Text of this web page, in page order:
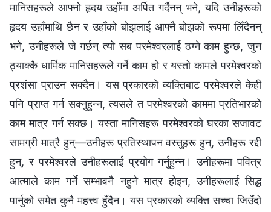
मानिसहरूले आफ्नो हृदय उहाँमा अर्पित गर्दैनन् भने, यदि उनीहरूको
हृदय उहाँमाथि छैन र उहाँको बोझलाई आफ्नै बोझको रूपमा लिँदैनन्
भने, उनीहरूले जे गर्छन् त्यो सब परमेश्‍वरलाई ठग्‍ने काम हुन्छ, जुन
ठ्याक्‍कै धार्मिक मानिसहरूले गर्ने काम हो र यस्तो कामले परमेश्‍वरको
प्रशंसा प्राउन सक्दैन। यस प्रकारको व्यक्तिबाट परमेश्‍वरले केही
पनि प्राप्त गर्न सक्‍नुहुन्‍न, त्यसले त परमेश्‍वरको काममा प्रतिभारको
काम मात्र गर्न सक्छ। यस्ता मानिसहरू परमेश्‍वरको घरका सजावट
सामग्री मात्रै हुन्—उनीहरू प्रतिस्थापन वस्तुहरू हुन्, उनीहरू रद्दी
हुन्, र परमेश्‍वरले उनीहरूलाई प्रयोग गर्नुहुन्‍न। उनीहरूमा पवित्र
आत्माले काम गर्ने सम्भावनै नहुने मात्र होइन, उनीहरूलाई सिद्ध
पार्नुको समेत कुनै महत्त्व हुँदैन। यस प्रकारको व्यक्ति सच्‍चा जिउँदो